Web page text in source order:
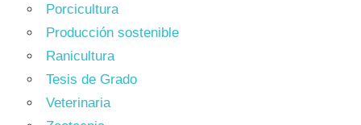
Porcicultura
Producción sostenible
Ranicultura
Tesis de Grado
Veterinaria